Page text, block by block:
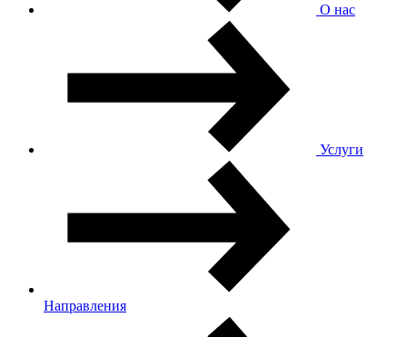
О нас
Услуги
Направления